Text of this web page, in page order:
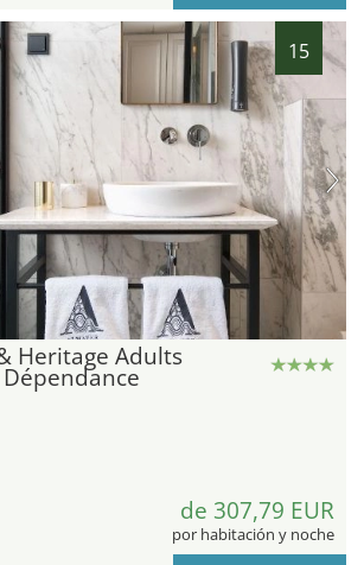
15
Heritage Adults
de 307,79 EUR
por habitación y noche